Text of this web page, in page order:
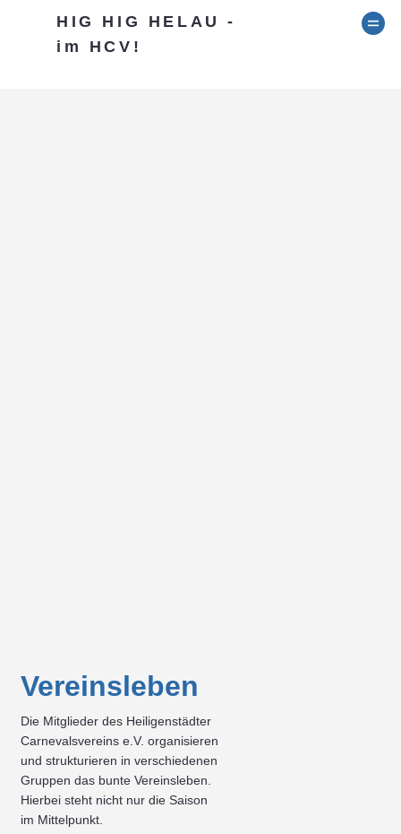
HIG HIG HELAU -
im HCV!
Vereinsleben
Die Mitglieder des Heiligenstädter
Carnevalsvereins e.V. organisieren
und strukturieren in verschiedenen
Gruppen das bunte Vereinsleben.
Hierbei steht nicht nur die Saison
im Mittelpunkt.